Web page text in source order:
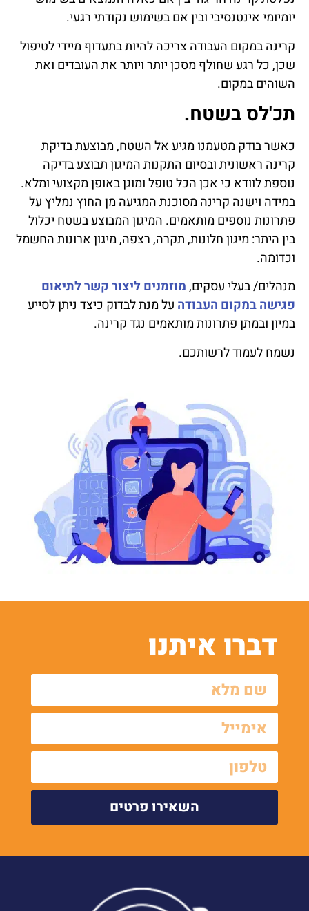
יומיומי אינטנסיבי ובין אם בשימוש נקודתי רגעי.
קרינה במקום העבודה צריכה להיות בתעדוף מיידי לטיפול
שכן, כל רגע שחולף מסכן יותר ויותר את העובדים ואת
השוהים במקום.
תכ'לס בשטח.
כאשר בודק מטעמנו מגיע אל השטח, מבוצעת בדיקת
קרינה ראשונית ובסיום התקנות המיגון תבוצע בדיקה
נוספת לוודא כי אכן הכל טופל ומוגן באופן מקצועי ומלא.
במידה וישנה קרינה מסוכנת המגיעה מן החוץ נמליץ על
פתרונות נוספים מותאמים. המיגון המבוצע בשטח יכלול
בין היתר: מיגון חלונות, תקרה, רצפה, מיגון ארונות החשמל
וכדומה.
מנהלים/ בעלי עסקים,מוזמנים ליצור קשר לתיאום
פגישה במקום העבודה על מנת לבדוק כיצד ניתן לסייע
במיון ובמתן פתרונות מותאמים נגד קרינה.
נשמח לעמוד לרשותכם.
דברו איתנו
השאירו פרטים